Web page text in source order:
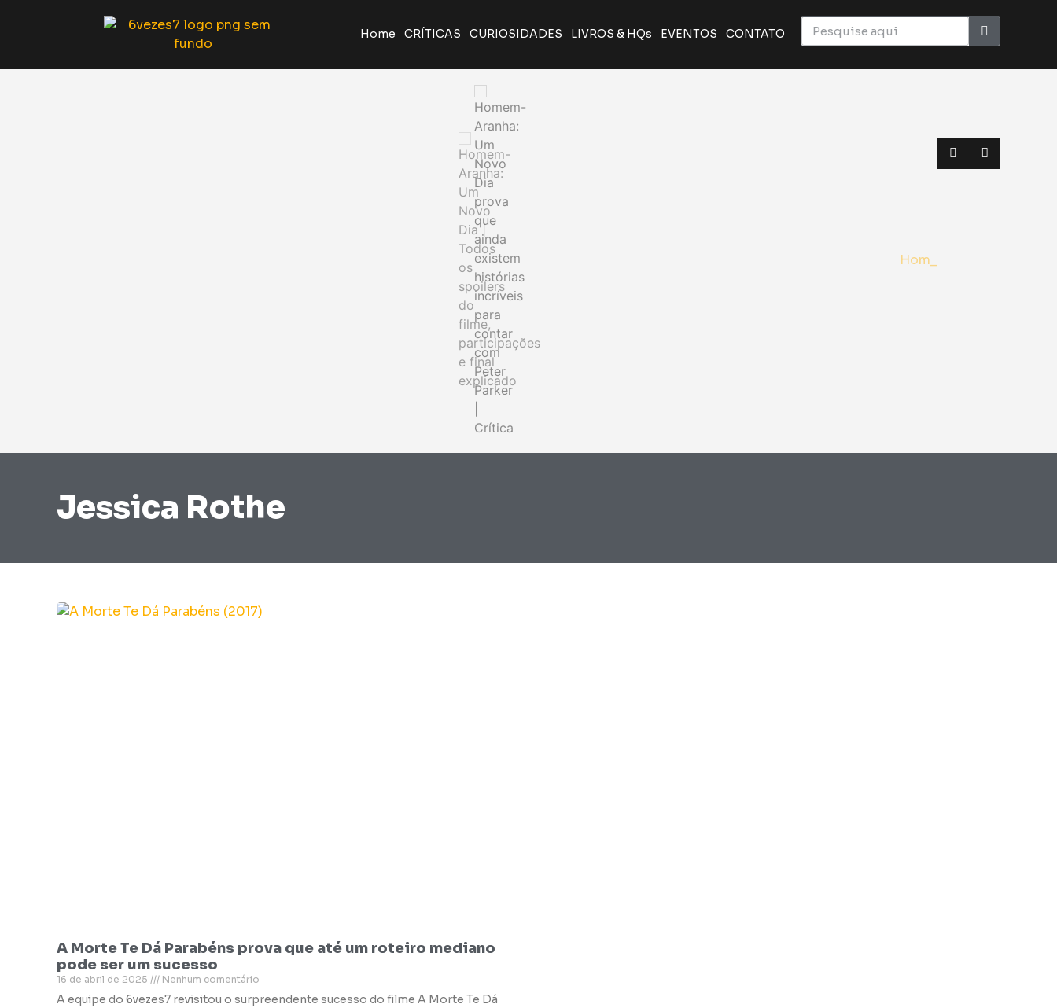
Home CRÍTICAS CURIOSIDADES LIVROS & HQs EVENTOS CONTATO
Homem-Aranha:
A Odisseia de Nolan transforma poema clássico em épico monumental do cinema | Crítica
Giancarlo Esposito revela que quase entrou para o elenco de Superman | Sana 2026
Yu Yu Hakusho será relançado pela JBC em novo formato | Anime Friends
Jessica Rothe
A Morte Te Dá Parabéns prova que até um roteiro mediano
pode ser um sucesso
16 de abril de 2025 Nenhum comentário
A equipe do 6vezes7 revisitou o surpreendente sucesso do filme A Morte Te Dá